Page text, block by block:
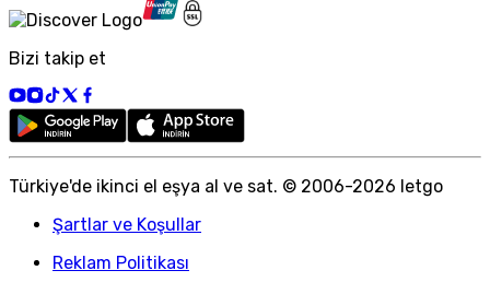
Bizi takip et
Türkiye'de ikinci el eşya al ve sat. © 2006-2026 letgo
Şartlar ve Koşullar
Reklam Politikası